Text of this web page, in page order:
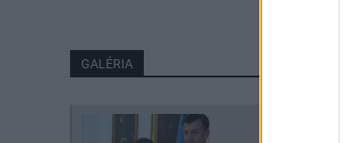
GALÉRIA